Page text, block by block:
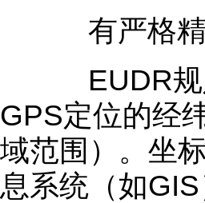
有严格精
EUDR规
GPS定位的经
域范围）。坐
息系统（如